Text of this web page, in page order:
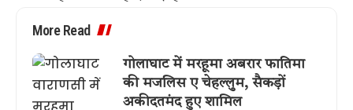
More Read
गोलाघाट में मरहूमा अबरार फातिमा
की मजलिस ए चेहल्लुम, सैकड़ों
अकीदतमंद हुए शामिल